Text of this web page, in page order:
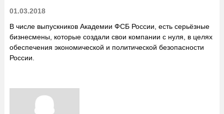
01.03.2018
В числе выпускников Академии ФСБ России, есть серьёзные
бизнесмены, которые создали свои компании с нуля, в целях
обеспечения экономической и политической безопасности
России.